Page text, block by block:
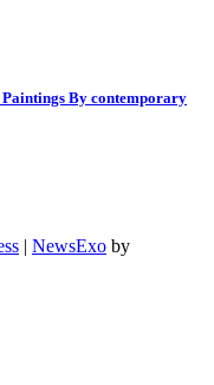
Paintings By contemporary
| NewsExo by